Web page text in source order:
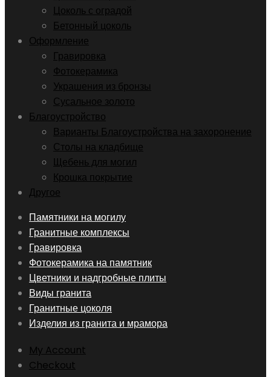
Цоколь с оградой
Бетонный цоколь
Оформление
Гравировка
Фотокерамика
Украшения из бронзы
Сусальное золото
Благоустройство
Варианты Благоустройства на захоронение
Столы на кладбище
Щебень для могил
Крошка покрытие
Другое
Skip
content
Памятники на могилу
Гранитные комплексы
Гравировка
Фотокерамика на памятник
Цветники и надгробные плиты
Виды гранита
Гранитные цоколя
Изделия из гранита и мрамора
My Account
Checkout